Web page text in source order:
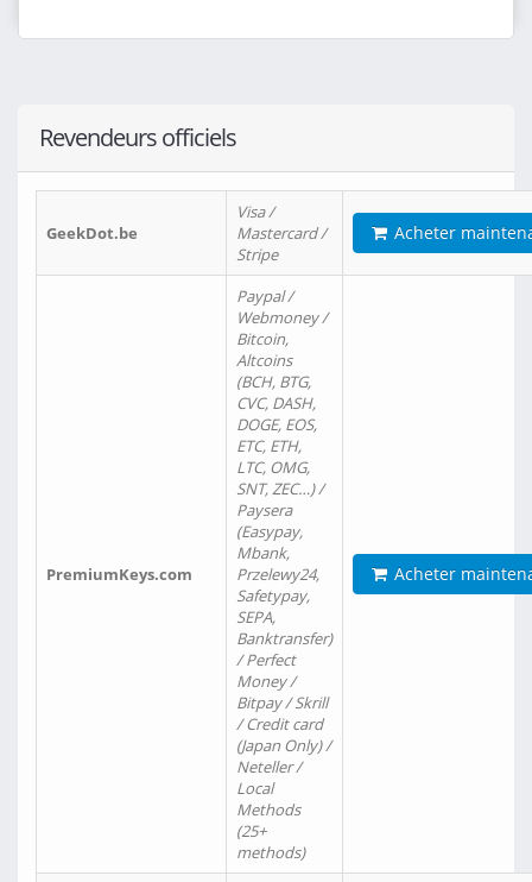
Revendeurs officiels
GeekDot.be
Visa /
Mastercard /
Stripe
Acheter
PremiumKeys.com
Paypal /
Webmoney /
Bitcoin,
Altcoins
(BCH, BTG,
CVC, DASH,
DOGE, EOS,
ETC, ETH,
LTC, OMG,
SNT, ZEC…) /
Paysera
(Easypay,
Mbank,
Przelewy24,
Safetypay,
SEPA,
Banktransfer)
/ Perfect
Money /
Bitpay / Skrill
/ Credit card
(Japan Only) /
Neteller /
Local
Methods
(25+
methods)
Acheter